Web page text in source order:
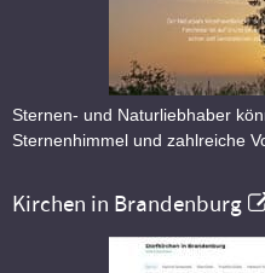
Sternen- und Naturliebhaber
Sternenhimmel und zahlreiche
Kirchen in Brandenburg